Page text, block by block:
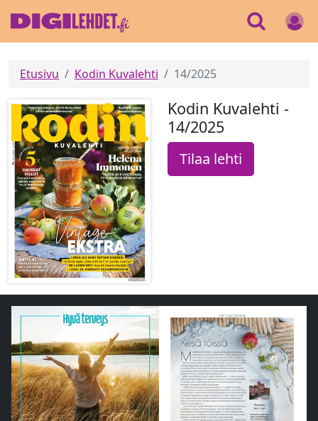
Etusivu Kodin Kuvalehti 14/2025
Kodin Kuvalehti -
14/2025
Tilaa lehti